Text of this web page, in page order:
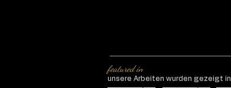
featured in
unsere Arbeiten wurden gezeigt in